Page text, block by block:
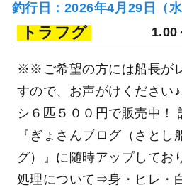
釣行日：2026年4月29日（
トラフグ 1.00
※※ご希望の方には船長が
すので、お声がけくださ
シ６匹５００円で販売中！
『ぎょさんブログ（さとし
グ）』に随時アップしてお
処理について⇒身・ヒレ・